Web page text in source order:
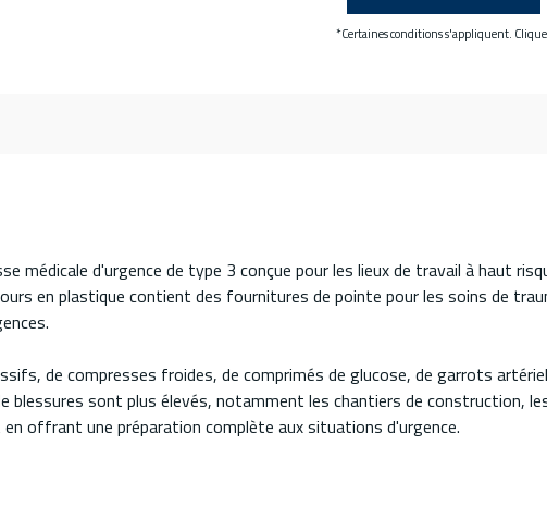
*Certaines conditions s'appliquent.
médicale d'urgence de type 3 conçue pour les lieux de travail à haut
en plastique contient des fournitures de pointe pour les soins de
de compresses froides, de comprimés de glucose, de garrots
blessures sont plus élevés, notamment les chantiers de construction,
offrant une préparation complète aux situations d'urgence.